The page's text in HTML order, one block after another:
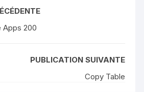
Apps 200
PUBLICATION SUIVANTE
Copy Table